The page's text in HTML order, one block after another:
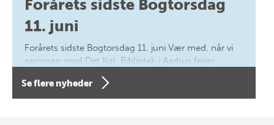
Forårets sidste Bogtorsdag
11. juni
Forårets sidste Bogtorsdag 11. juni Vær med, når vi
sammen med Det Kgl. Bibliotek i Aarhus fejrer
forfatterne bag vores nyes…
Se flere nyheder